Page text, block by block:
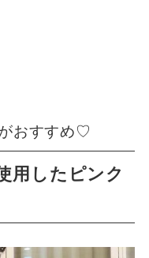
おすすめ♡
用したピンク